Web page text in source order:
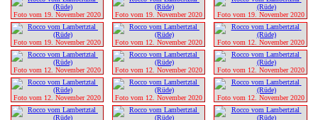
Foto vom 19. November 2020 Foto vom 19. November 2020 Foto vom 19. November 2020
Foto vom 19. November 2020 Foto vom 12. November 2020 Foto vom 12. November 2020
Foto vom 12. November 2020 Foto vom 12. November 2020 Foto vom 12. November 2020
Foto vom 12. November 2020 Foto vom 12. November 2020 Foto vom 12. November 2020